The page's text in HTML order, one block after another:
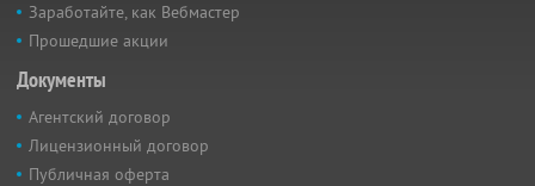
Заработайте, как Вебмастер
Прошедшие акции
Документы
Агентский договор
Лицензионный договор
Публичная оферта